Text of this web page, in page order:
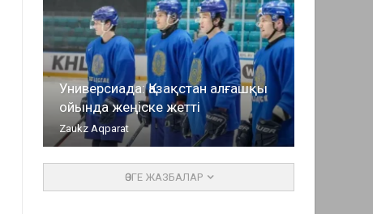
Универсиада: Қазақстан алғашқы
ойында жеңіске жетті
Zaukz Aqparat
ӨЗГЕ ЖАЗБАЛАР